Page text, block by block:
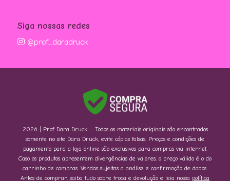
Siga nossas redes
@prof_daradruck
2026 | Prof. Dara Druck – Todos os materiais originais são encontrados
somente no site Dara Druck, evite cópias falsas. Preços e condições de
pagamento para a loja online são exclusivos para compras via internet.
Caso os produtos apresentem divergências de valores, o preço válido é o do
carrinho de compras. Vendas sujeitas a análise e confirmação de dados.
Antes de comprar, saiba tudo sobre troca e devolução e leia nossa política